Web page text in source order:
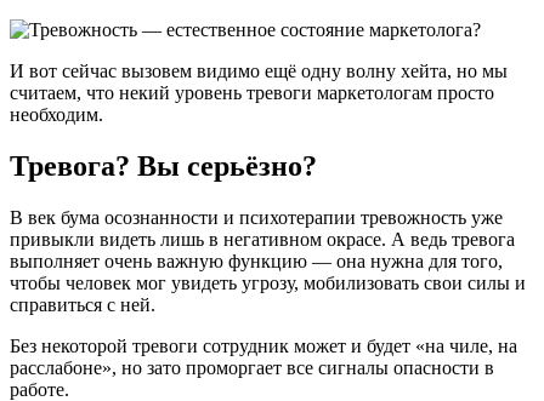
И вот сейчас вызовем видимо ещё одну волну хейта, но мы
считаем, что некий уровень тревоги маркетологам просто
необходим.
Тревога? Вы серьёзно?
В век бума осознанности и психотерапии тревожность уже
привыкли видеть лишь в негативном окрасе. А ведь тревога
выполняет очень важную функцию — она нужна для того,
чтобы человек мог увидеть угрозу, мобилизовать свои силы и
справиться с ней.
Без некоторой тревоги сотрудник может и будет «на чиле, на
расслабоне», но зато проморгает все сигналы опасности в
работе.